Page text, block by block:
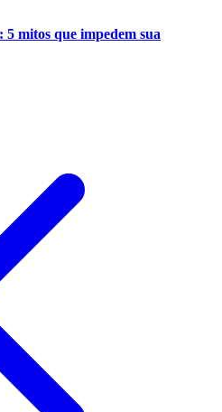
mitos que impedem sua